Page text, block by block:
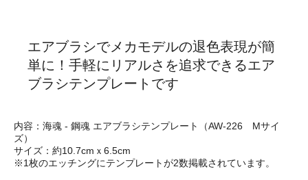
エアブラシでメカモデルの退色表現が簡
単に！手軽にリアルさを追求できるエア
ブラシテンプレートです
内容：海魂 - 鋼魂 エアブラシテンプレート（AW-226 Mサイ
ズ）
サイズ：約10.7cmｘ6.5cm
※1枚のエッチングにテンプレートが2数掲載されています。